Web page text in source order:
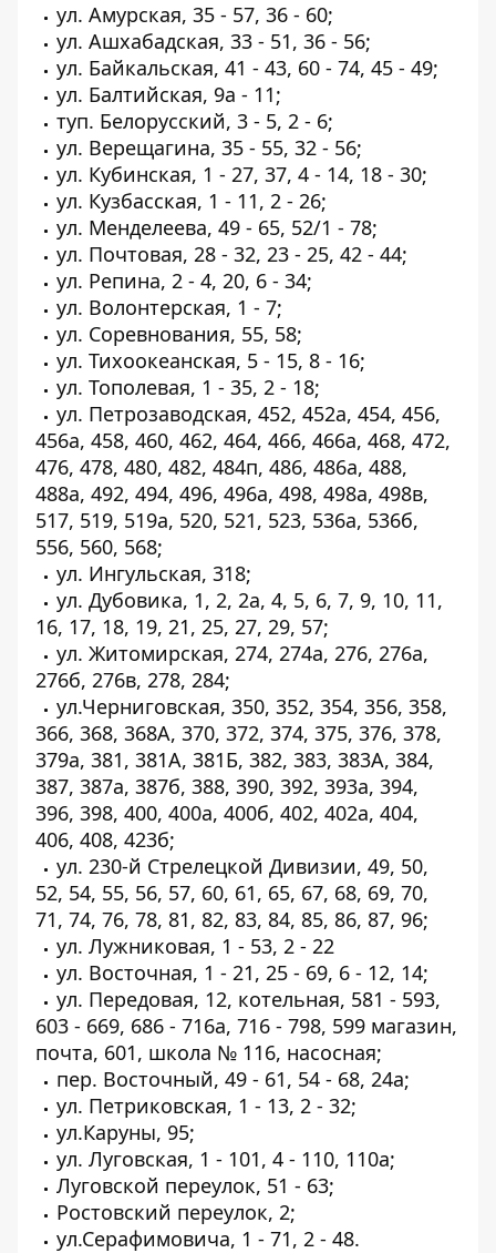
ул. Амурская, 35 - 57, 36 - 60;
ул. Ашхабадская, 33 - 51, 36 - 56;
ул. Байкальская, 41 - 43, 60 - 74, 45 - 49;
ул. Балтийская, 9а - 11;
туп. Белорусский, 3 - 5, 2 - 6;
ул. Верещагина, 35 - 55, 32 - 56;
ул. Кубинская, 1 - 27, 37, 4 - 14, 18 - 30;
ул. Кузбасская, 1 - 11, 2 - 26;
ул. Менделеева, 49 - 65, 52/1 - 78;
ул. Почтовая, 28 - 32, 23 - 25, 42 - 44;
ул. Репина, 2 - 4, 20, 6 - 34;
ул. Волонтерская, 1 - 7;
ул. Соревнования, 55, 58;
ул. Тихоокеанская, 5 - 15, 8 - 16;
ул. Тополевая, 1 - 35, 2 - 18;
ул. Петрозаводская, 452, 452а, 454, 456,
456а, 458, 460, 462, 464, 466, 466а, 468, 472,
476, 478, 480, 482, 484п, 486, 486а, 488,
488а, 492, 494, 496, 496а, 498, 498а, 498в,
517, 519, 519а, 520, 521, 523, 536а, 536б,
556, 560, 568;
ул. Ингульская, 318;
ул. Дубовика, 1, 2, 2а, 4, 5, 6, 7, 9, 10, 11,
16, 17, 18, 19, 21, 25, 27, 29, 57;
ул. Житомирская, 274, 274а, 276, 276а,
276б, 276в, 278, 284;
ул.Черниговская, 350, 352, 354, 356, 358,
366, 368, 368А, 370, 372, 374, 375, 376, 378,
379а, 381, 381А, 381Б, 382, 383, 383А, 384,
387, 387а, 387б, 388, 390, 392, 393а, 394,
396, 398, 400, 400а, 400б, 402, 402а, 404,
406, 408, 423б;
ул. 230-й Стрелецкой Дивизии, 49, 50,
52, 54, 55, 56, 57, 60, 61, 65, 67, 68, 69, 70,
71, 74, 76, 78, 81, 82, 83, 84, 85, 86, 87, 96;
ул. Лужниковая, 1 - 53, 2 - 22
ул. Восточная, 1 - 21, 25 - 69, 6 - 12, 14;
ул. Передовая, 12, котельная, 581 - 593,
603 - 669, 686 - 716а, 716 - 798, 599 магазин,
почта, 601, школа № 116, насосная;
пер. Восточный, 49 - 61, 54 - 68, 24а;
ул. Петриковская, 1 - 13, 2 - 32;
ул.Каруны, 95;
ул. Луговская, 1 - 101, 4 - 110, 110а;
Луговской переулок, 51 - 63;
Ростовский переулок, 2;
ул.Серафимовича, 1 - 71, 2 - 48.